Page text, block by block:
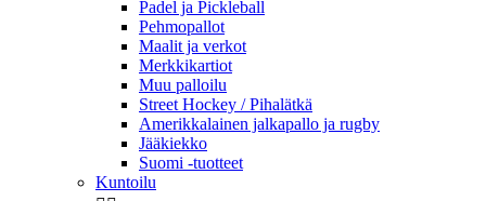
Padel ja Pickleball
Pehmopallot
Maalit ja verkot
Merkkikartiot
Muu palloilu
Street Hockey / Pihalätkä
Amerikkalainen jalkapallo ja rugby
Jääkiekko
Suomi -tuotteet
Kuntoilu